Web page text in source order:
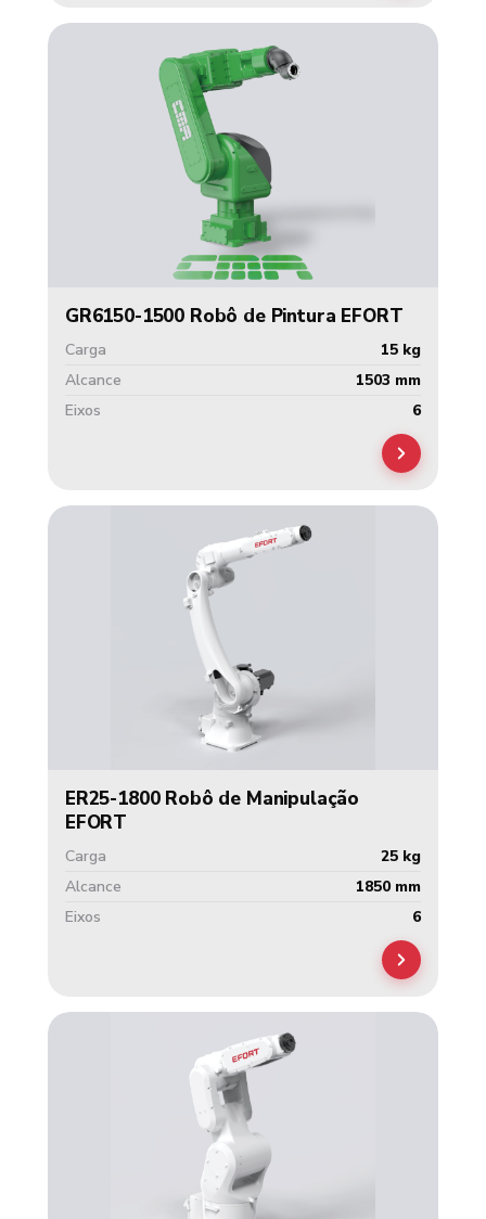
GR6150-1500 Robô de Pintura EFORT
Carga
15 kg
Alcance
1503 mm
Eixos
6
ER25-1800 Robô de Manipulação
EFORT
Carga
25 kg
Alcance
1850 mm
Eixos
6